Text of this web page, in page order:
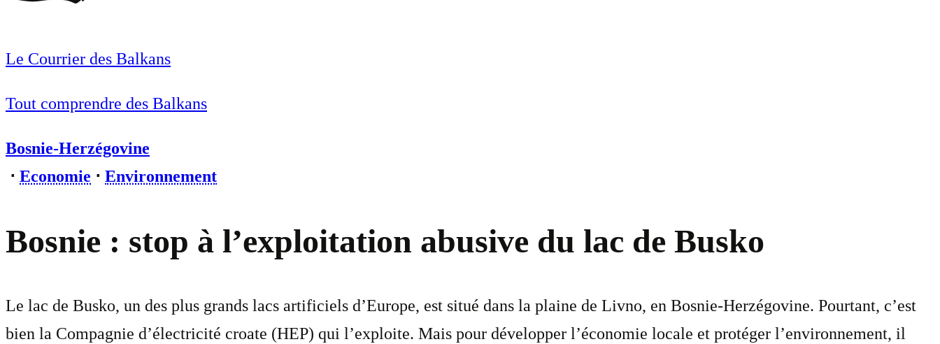
Le Courrier des Balkans
Tout comprendre des Balkans
Bosnie-Herzégovine
⋅ Economie ⋅ Environnement
Bosnie : stop à l’exploitation abusive du lac de Busko
Le lac de Busko, un des plus grands lacs artificiels d’Europe, est situé dans la plaine de Livno, en Bosnie-Herzégovine. Pourtant, c’est
bien la Compagnie d’électricité croate (HEP) qui l’exploite. Mais pour développer l’économie locale et protéger l’environnement, il